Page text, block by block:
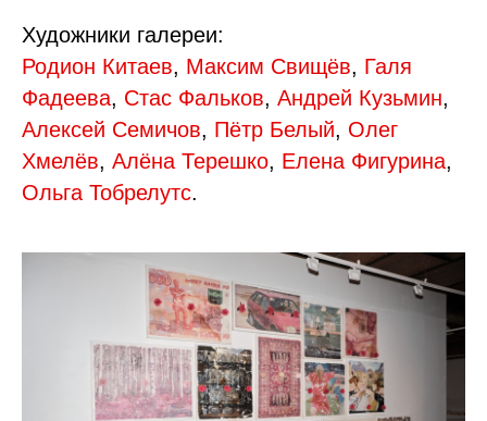
Художники галереи:
Родион Китаев, Максим Свищёв, Галя
Фадеева, Стас Фальков, Андрей Кузьмин,
Алексей Семичов, Пётр Белый, Олег
Хмелёв, Алёна Терешко, Елена Фигурина,
Ольга Тобрелутс.